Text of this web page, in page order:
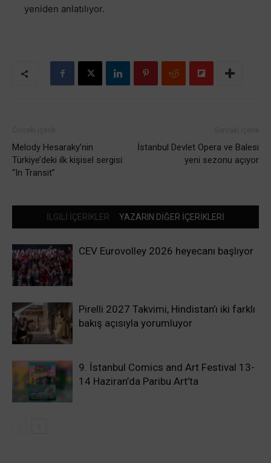
yeniden anlatılıyor.
Melody Hesaraky’nin
Türkiye’deki ilk kişisel sergisi:
“In Transit”
İstanbul Devlet Opera ve Balesi
yeni sezonu açıyor
İLGİLİ İÇERİKLER YAZARIN DİĞER İÇERİKLERİ
CEV Eurovolley 2026 heyecanı başlıyor
Pirelli 2027 Takvimi, Hindistan’ı iki farklı
bakış açısıyla yorumluyor
9. İstanbul Comics and Art Festival 13-
14 Haziran’da Paribu Art’ta